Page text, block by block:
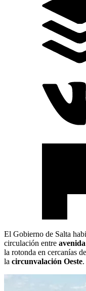
El Gobierno de Salta
circulación entre
la rotonda en cercanías
la circunvalación Oeste.